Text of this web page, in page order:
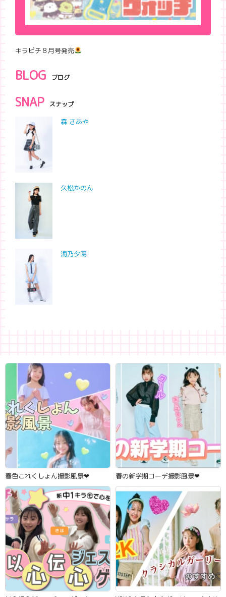
キラピチ８月号発売
BLOG ブログ
SNAP スナップ
森 さあや
久松かのん
海乃夕陽
春色これくしょん撮影風景‪‪❤︎‬ 春の新学期コーデ撮影風景‪‪❤︎‬